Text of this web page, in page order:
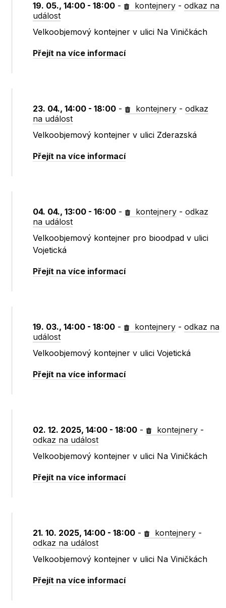
19. 05., 14:00 - 18:00 - kontejnery -odkaz na
událost
Velkoobjemový kontejner v ulici Na Viničkách
Přejít na více informací
23. 04., 14:00 - 18:00 - kontejnery -odkaz
na událost
Velkoobjemový kontejner v ulici Zderazská
Přejít na více informací
04. 04., 13:00 - 16:00 - kontejnery -odkaz
na událost
Velkoobjemový kontejner pro bioodpad v ulici
Vojetická
Přejít na více informací
19. 03., 14:00 - 18:00 - kontejnery -odkaz na
událost
Velkoobjemový kontejner v ulici Vojetická
Přejít na více informací
02. 12. 2025, 14:00 - 18:00 - kontejnery -
odkaz na událost
Velkoobjemový kontejner v ulici Na Viničkách
Přejít na více informací
21. 10. 2025, 14:00 - 18:00 - kontejnery -
odkaz na událost
Velkoobjemový kontejner v ulici Na Viničkách
Přejít na více informací